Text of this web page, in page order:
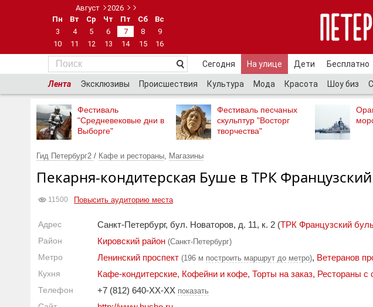
Август
2026
Пн
Вт Ср Чт Пт Сб
Вс
3
4 5 6 7 8
9
10
11 12 13 14 15 16
Сегодня На улице Дети Бесплатно
Лента Эксклюзивы Происшествия Культура Мода Красота Шоу биз
Фестиваль
"Средневековые дни в
Выборге"
Фестиваль песчаных
скульптур "Восторг
творчества"
Гид Петербург2 / Кафе и рестораны, Магазины
Пекарня-кондитерская Буше в ТРК
11500 Повысить аудиторию места
Адрес Санкт-Петербург, бул. Новаторов, д. 11, к. 2 (ТРК Французский
Район Кировский район (Санкт-Петербург)
Метро Ленинский проспект (196 м построить маршрут до метро), Ветеранов
Кухня Кафе-кондитерские, Кофейни и кофе, Торты на заказ, Рестораны с
Телефон +7 (812) 640-XX-XX показать